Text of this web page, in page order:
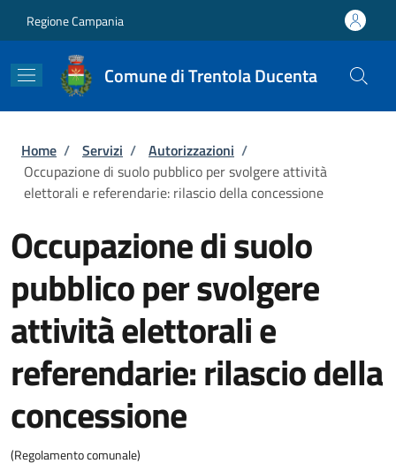
Regione Campania
Comune di Trentola Ducenta
Briciole di pane
Home / Servizi / Autorizzazioni /
Occupazione di suolo pubblico per svolgere attività
elettorali e referendarie: rilascio della concessione
Occupazione di suolo
pubblico per svolgere
attività elettorali e
referendarie: rilascio della
concessione
(Regolamento comunale)